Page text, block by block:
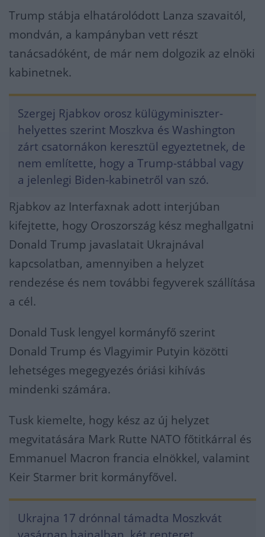
Trump stábja elhatárolódott Lanza szavaitól,
mondván, a kampányban vett részt
tanácsadóként, de már nem dolgozik az elnöki
kabinetnek.
Szergej Rjabkov orosz külügyminiszter-
helyettes szerint Moszkva és Washington
zárt csatornákon keresztül egyeztetnek, de
nem említette, hogy a Trump-stábbal vagy
a jelenlegi Biden-kabinetről van szó.
Rjabkov az Interfaxnak adott interjúban
kifejtette, hogy Oroszország kész meghallgatni
Donald Trump javaslatait Ukrajnával
kapcsolatban, amennyiben a helyzet
rendezése és nem további fegyverek szállítása
a cél.
Donald Tusk lengyel kormányfő szerint
Donald Trump és Vlagyimir Putyin közötti
lehetséges megegyezés óriási kihívás
mindenki számára.
Tusk kiemelte, hogy kész az új helyzet
megvitatására Mark Rutte NATO főtitkárral és
Emmanuel Macron francia elnökkel, valamint
Keir Starmer brit kormányfővel.
Ukrajna 17 drónnal támadta Moszkvát